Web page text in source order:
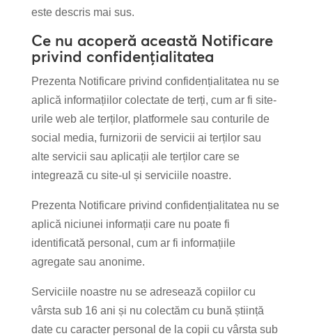
este descris mai sus.
Ce nu acoperă această Notificare
privind confidențialitatea
Prezenta Notificare privind confidențialitatea nu se
aplică informațiilor colectate de terți, cum ar fi site-
urile web ale terților, platformele sau conturile de
social media, furnizorii de servicii ai terților sau
alte servicii sau aplicații ale terților care se
integrează cu site-ul și serviciile noastre.
Prezenta Notificare privind confidențialitatea nu se
aplică niciunei informații care nu poate fi
identificată personal, cum ar fi informațiile
agregate sau anonime.
Serviciile noastre nu se adresează copiilor cu
vârsta sub 16 ani și nu colectăm cu bună știință
date cu caracter personal de la copii cu vârsta sub